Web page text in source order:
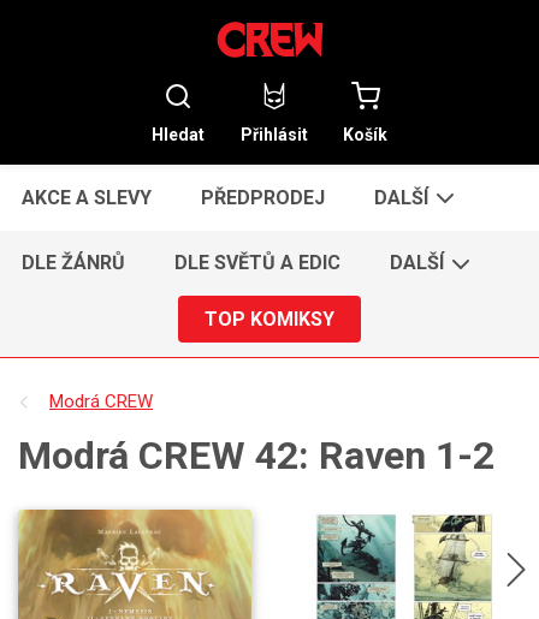
Hledat Přihlásit Košík
AKCE A SLEVY PŘEDPRODEJ DALŠÍ
DLE ŽÁNRŮ DLE SVĚTŮ A EDIC DALŠÍ
TOP KOMIKSY
Modrá CREW
Modrá CREW 42: Raven 1-2